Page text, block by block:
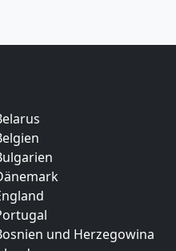
und Herzegowina